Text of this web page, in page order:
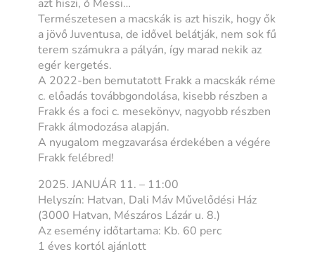
azt hiszi, ő Messi…
Természetesen a macskák is azt hiszik, hogy ők
a jövő Juventusa, de idővel belátják, nem sok fű
terem számukra a pályán, így marad nekik az
egér kergetés.
A 2022-ben bemutatott Frakk a macskák réme
c. előadás továbbgondolása, kisebb részben a
Frakk és a foci c. mesekönyv, nagyobb részben
Frakk álmodozása alapján.
A nyugalom megzavarása érdekében a végére
Frakk felébred!
2025. JANUÁR 11. – 11:00
Helyszín: Hatvan, Dali Máv Művelődési Ház
(3000 Hatvan, Mészáros Lázár u. 8.)
Az esemény időtartama: Kb. 60 perc
1 éves kortól ajánlott